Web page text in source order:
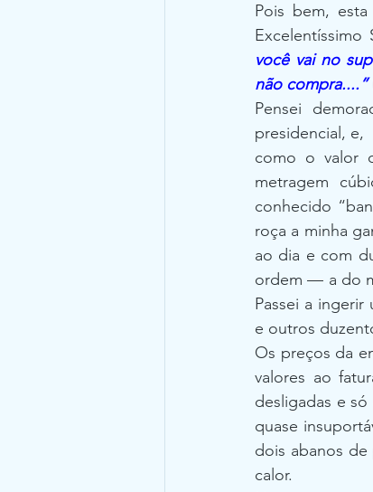
Pois bem,
você vai no
não compra....”
Pensei
presidencial, e,
como o valor
metragem
conhecido
roça a minha
ao dia e com
ordem — a do
Passei a
e outros
Os preços da
valores ao
desligadas e
quase
dois abanos de
calor.